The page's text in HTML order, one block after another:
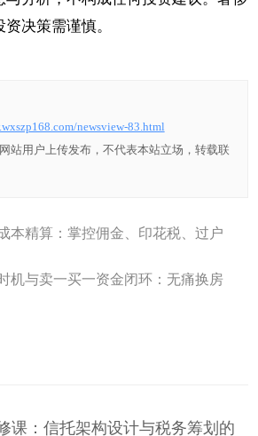
决策需谨慎。
newsview-83.html
站用户上传发布，不代表本站立场，转载联
本精算：掌控佣金、印花税、过户
机与卖一买一资金闭环：无痛换房
课：信托架构设计与税务筹划的